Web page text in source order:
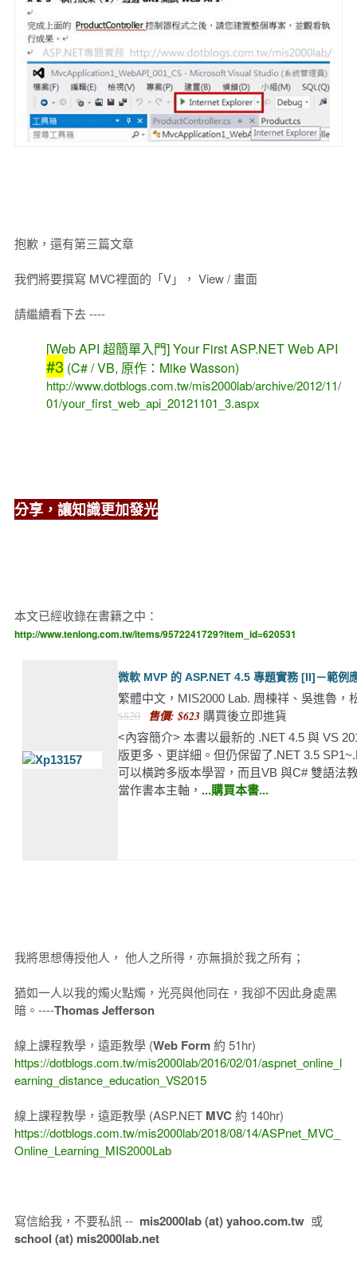
抱歉，還有第三篇文章
我們將要撰寫 MVC裡面的「V」， View / 畫面
請繼續看下去 ----
[Web API 超簡單入門] Your First ASP.NET Web API
#3 (C# / VB, 原作：Mike Wasson)
http://www.dotblogs.com.tw/mis2000lab/archive/2012/11/
01/your_first_web_api_20121101_3.aspx
分享，讓知識更加發光
本文已經收錄在書籍之中：
http://www.tenlong.com.tw/items/9572241729?item_id=620531
微軟 MVP 的 ASP.NET 4.5 專題實務 [II]－範例
繁體中文，MIS2000 Lab. 周棟祥、吳進魯，
$820 售價: $623購買後立即進貨
<內容簡介> 本書以最新的 .NET 4.5 與 VS
版更多、更詳細。但仍保留了.NET 3.5
可以橫跨多版本學習，而且VB 與C# 雙語法
當作書本主軸， ...購買本書...
我將思想傳授他人， 他人之所得，亦無損於我之所有；
猶如一人以我的燭火點燭，光亮與他同在，我卻不因此身處黑
暗。----Thomas Jefferson
線上課程教學，遠距教學 (Web Form約 51hr)
https://dotblogs.com.tw/mis2000lab/2016/02/01/aspnet_online_l
earning_distance_education_VS2015
線上課程教學，遠距教學 (ASP.NET MVC 約 140hr)
https://dotblogs.com.tw/mis2000lab/2018/08/14/ASPnet_MVC_
Online_Learning_MIS2000Lab
寫信給我，不要私訊 -- mis2000lab (at) yahoo.com.tw或
school (at) mis2000lab.net